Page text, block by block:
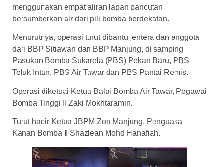
menggunakan empat aliran lapan pancutan
bersumberkan air dari pili bomba berdekatan.
Menurutnya, operasi turut dibantu jentera dan anggota
dari BBP Sitiawan dan BBP Manjung, di samping
Pasukan Bomba Sukarela (PBS) Pekan Baru, PBS
Teluk Intan, PBS Air Tawar dan PBS Pantai Remis.
Operasi diketuai Ketua Balai Bomba Air Tawar, Pegawai
Bomba Tinggi II Zaki Mokhtaramin.
Turut hadir Ketua JBPM Zon Manjung, Penguasa
Kanan Bomba II Shazlean Mohd Hanafiah.